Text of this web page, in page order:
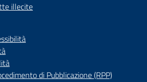
illecite
di Pubblicazione (RPP)